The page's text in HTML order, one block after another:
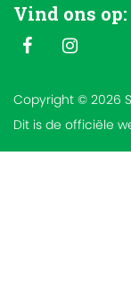
Vind ons op:
Copyright © 2026
Dit is de officiële